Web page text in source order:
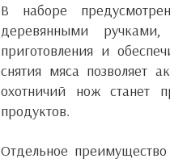
В наборе
деревянными
приготовления и
снятия мяса позволяет
охотничий нож станет
продуктов.
Отдельное